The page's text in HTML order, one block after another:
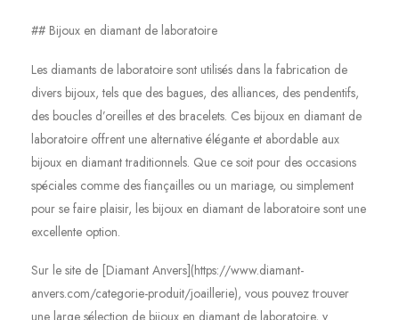
## Bijoux en diamant de laboratoire
Les diamants de laboratoire sont utilisés dans la fabrication de
divers bijoux, tels que des bagues, des alliances, des pendentifs,
des boucles d’oreilles et des bracelets. Ces bijoux en diamant de
laboratoire offrent une alternative élégante et abordable aux
bijoux en diamant traditionnels. Que ce soit pour des occasions
spéciales comme des fiançailles ou un mariage, ou simplement
pour se faire plaisir, les bijoux en diamant de laboratoire sont une
excellente option.
Sur le site de [Diamant Anvers](https://www.diamant-
anvers.com/categorie-produit/joaillerie), vous pouvez trouver
une large sélection de bijoux en diamant de laboratoire, y